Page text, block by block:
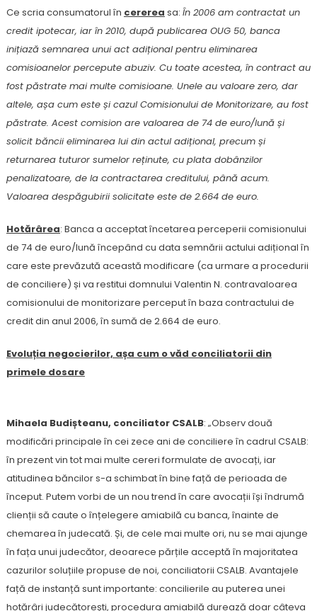
Ce scria consumatorul în cererea sa: În 2006 am contractat un
credit ipotecar, iar în 2010, după publicarea OUG 50, banca
inițiază semnarea unui act adițional pentru eliminarea
comisioanelor percepute abuziv. Cu toate acestea, în contract au
fost păstrate mai multe comisioane. Unele au valoare zero, dar
altele, așa cum este și cazul Comisionului de Monitorizare, au fost
păstrate. Acest comision are valoarea de 74 de euro/lună și
solicit băncii eliminarea lui din actul adițional, precum și
returnarea tuturor sumelor reținute, cu plata dobânzilor
penalizatoare, de la contractarea creditului, până acum.
Valoarea despăgubirii solicitate este de 2.664 de euro.
Hotărârea: Banca a acceptat încetarea perceperii comisionului
de 74 de euro/lună începând cu data semnării actului adițional în
care este prevăzută această modificare (ca urmare a procedurii
de conciliere) și va restitui domnului Valentin N. contravaloarea
comisionului de monitorizare perceput în baza contractului de
credit din anul 2006, în sumă de 2.664 de euro.
Evoluția negocierilor, așa cum o văd conciliatorii din
primele dosare
Mihaela Budișteanu, conciliator CSALB: „Observ două
modificări principale în cei zece ani de conciliere în cadrul CSALB:
în prezent vin tot mai multe cereri formulate de avocați, iar
atitudinea băncilor s-a schimbat în bine față de perioada de
început. Putem vorbi de un nou trend în care avocații își îndrumă
clienții să caute o înțelegere amiabilă cu banca, înainte de
chemarea în judecată. Și, de cele mai multe ori, nu se mai ajunge
în fața unui judecător, deoarece părțile acceptă în majoritatea
cazurilor soluțiile propuse de noi, conciliatorii CSALB. Avantajele
față de instanță sunt importante: concilierile au puterea unei
hotărâri judecătorești, procedura amiabilă durează doar câteva